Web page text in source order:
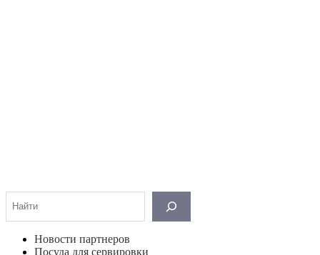
Новости партнеров
Посуда для сервировки